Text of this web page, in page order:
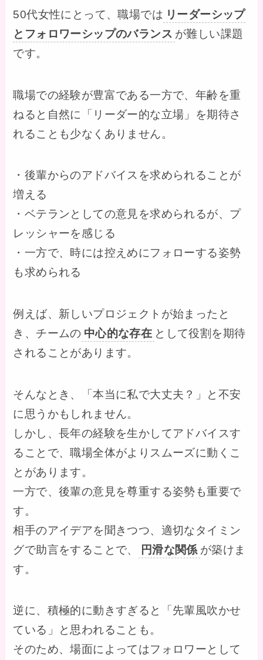
50代女性にとって、職場では リーダーシップ
とフォロワーシップのバランス が難しい課題
です。
職場での経験が豊富である一方で、年齢を重
ねると自然に「リーダー的な立場」を期待さ
れることも少なくありません。
・後輩からのアドバイスを求められることが
増える
・ベテランとしての意見を求められるが、プ
レッシャーを感じる
・一方で、時には控えめにフォローする姿勢
も求められる
例えば、新しいプロジェクトが始まったと
き、チームの 中心的な存在 として役割を期待
されることがあります。
そんなとき、「本当に私で大丈夫？」と不安
に思うかもしれません。
しかし、長年の経験を生かしてアドバイスす
ることで、職場全体がよりスムーズに動くこ
とがあります。
一方で、後輩の意見を尊重する姿勢も重要で
す。
相手のアイデアを聞きつつ、適切なタイミン
グで助言をすることで、
円滑な関係 が築けま
す。
逆に、積極的に動きすぎると「先輩風吹かせ
ている」と思われることも。
そのため、場面によってはフォロワーとして